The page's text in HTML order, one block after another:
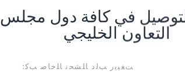
في كافة دول مجلس
التعاون الخليجي
ﺖﻐﻴﻳﺭ ﺐﻟﺩ ﺎﻠﺸﺤﻧ ﺎﻠﺧﺎﺻ ﺐﻛ: